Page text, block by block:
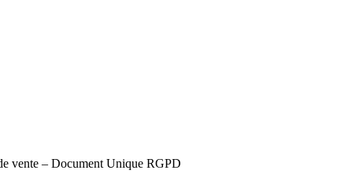
vente – Document Unique RGPD